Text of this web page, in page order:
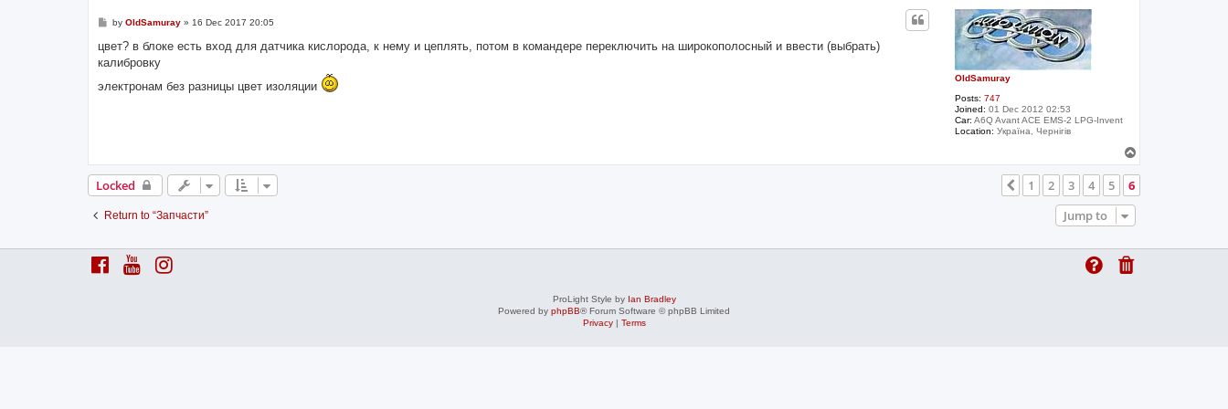
OldSamuray
Posts: 747
Joined: 01 Dec 2012 02:53
Car: A6Q Avant ACE EMS-2 LPG-Invent
Location: Україна, Чернігів
P
s
by OldSamuray» 16 Dec 2017 20:05
цвет? в блоке есть вход для датчика кислорода, к нему и цеплять, потом в командере переключить на широкополосный и ввести (выбрать)
калибровку
электронам без разницы цвет изоляции
o
p
Locked Previous
1 2 3 4 5 6
Return to “Запчасти” Jump to
ProLight Style by Ian Bradley
Powered by phpBB® Forum Software © phpBB Limited
Privacy| Terms